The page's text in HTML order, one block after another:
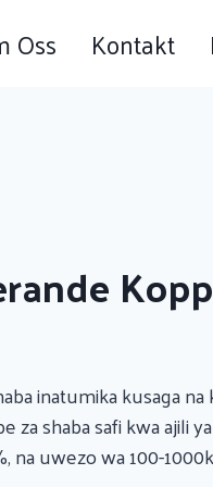
Oss Kontakt
inatumika kusaga
za shaba safi kwa ajili
na uwezo wa 100-